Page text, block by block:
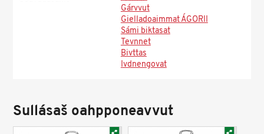
Gárvvut
Gielladoaimmat ÁGORII
Sámi biktasat
Tevnnet
Bivttas
Ivdnengovat
Sullásaš oahpponeavvut